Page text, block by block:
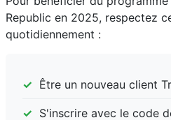
Republic en 2025, respectez
quotidiennement :
Être un nouveau client
S'inscrire avec le code